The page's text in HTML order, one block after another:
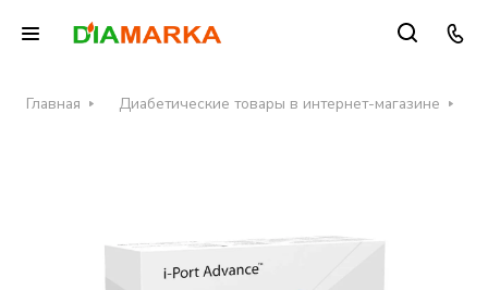
Главная Диабетические товары в интернет-магазине